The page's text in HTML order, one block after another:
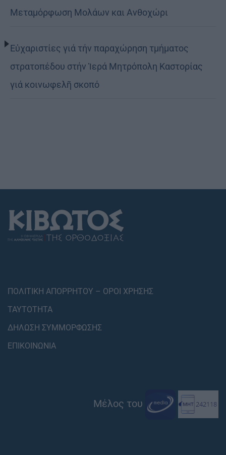
Μεταμόρφωση Μολάων και Ανθοχώρι
Εὐχαριστίες γιά τήν παραχώρηση τμήματος
στρατοπέδου στήν Ἱερά Μητρόπολη Καστορίας
γιά κοινωφελῆ σκοπό
ΠΟΛΙΤΙΚΗ ΑΠΟΡΡΗΤΟΥ – ΟΡΟΙ ΧΡΗΣΗΣ
ΤΑΥΤΟΤΗΤΑ
ΔΗΛΩΣΗ ΣΥΜΜΟΡΦΩΣΗΣ
ΕΠΙΚΟΙΝΩΝΙΑ
Μέλος του